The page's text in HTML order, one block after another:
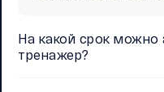
На какой срок можно
тренажер?